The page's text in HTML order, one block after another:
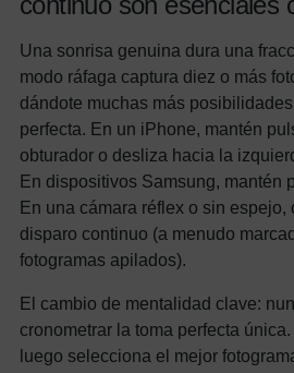
Una sonrisa genuina dura una
modo ráfaga captura diez o más
dándote muchas más
perfecta. En un iPhone, mantén
obturador o desliza hacia la
En dispositivos Samsung, mantén
En una cámara réflex o sin espejo,
disparo continuo (a menudo
fotogramas apilados).
El cambio de mentalidad clave:
cronometrar la toma perfecta
luego selecciona el mejor